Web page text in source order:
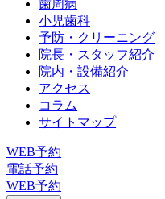
歯周病
小児歯科
予防・クリーニング
院長・スタッフ紹介
院内・設備紹介
アクセス
コラム
サイトマップ
WEB予約
電話予約
WEB予約